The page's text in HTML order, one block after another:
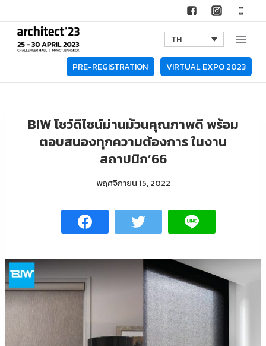
content
TH
PRE-REGISTRATION VIRTUAL EXPO 2023
BIW โชว์ดีไซน์ม่านม้วนคุณภาพดี พร้อม
ตอบสนองทุกความต้องการ ในงาน
สถาปนิก’66
พฤศจิกายน 15, 2022